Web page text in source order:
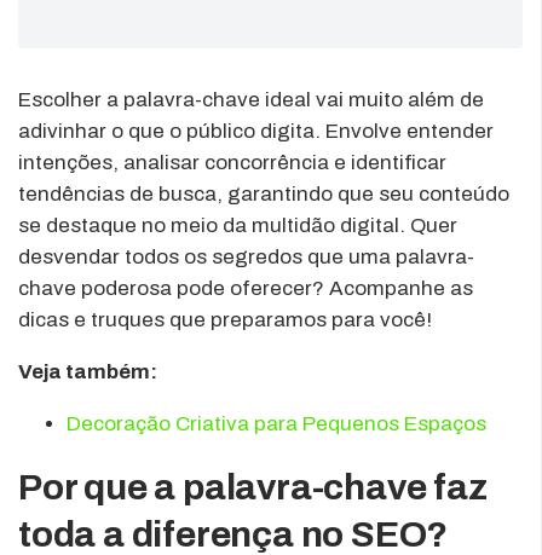
Escolher a palavra-chave ideal vai muito além de
adivinhar o que o público digita. Envolve entender
intenções, analisar concorrência e identificar
tendências de busca, garantindo que seu conteúdo
se destaque no meio da multidão digital. Quer
desvendar todos os segredos que uma palavra-
chave poderosa pode oferecer? Acompanhe as
dicas e truques que preparamos para você!
Veja também:
Decoração Criativa para Pequenos Espaços
Por que a palavra-chave faz
toda a diferença no SEO?